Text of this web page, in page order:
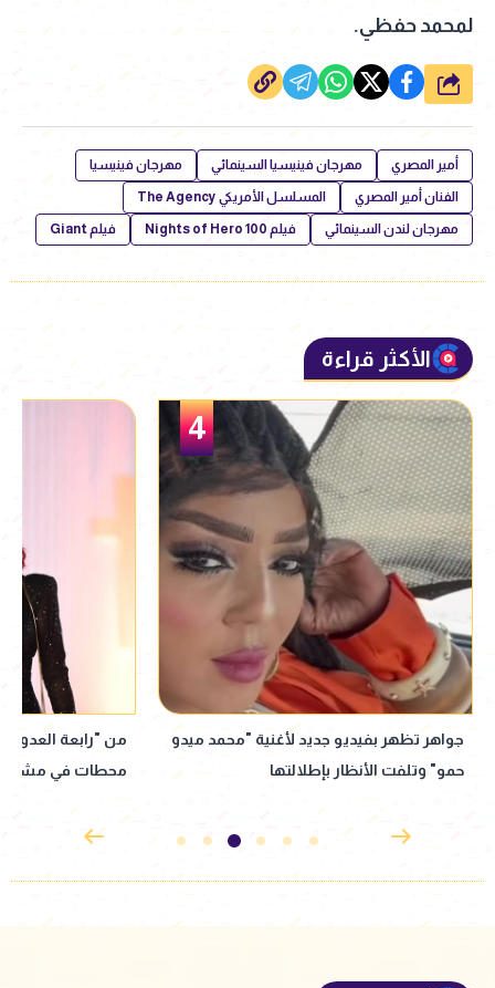
لمحمد حفظي.
شارك
أمير المصري مهرجان فينيسيا السينمائي مهرجان فينيسيا
الفنان أمير المصري المسلسل الأمريكي The Agency
مهرجان لندن السينمائي فيلم 100 Nights of Hero فيلم Giant
الأكثر قراءة
5
من "رابعة العدوية" إلى العودة لماسبيرو..
محطات في مشوار نبيلة عبيد
نبيلة عبيد تعود
إذاعي جديد مأخوذ